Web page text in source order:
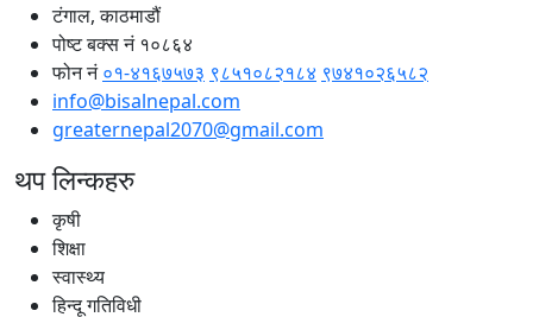
टंगाल, काठमाडौं
पोष्ट बक्स नं १०८६४
फोन नं०१-४१६७५७३ ९८५१०८२१८४ ९७४१०२६५८२
info@bisalnepal.com
greaternepal2070@gmail.com
थप लिन्कहरु
कृषी
शिक्षा
स्वास्थ्य
हिन्दू गतिविधी